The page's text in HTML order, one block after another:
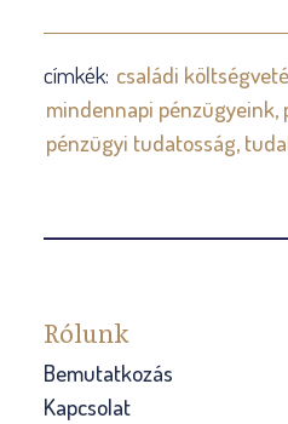
címkék: családi
mindennapi pénzügyeink
pénzügyi tudatosság
Rólunk
Bemutatkozás
Kapcsolat